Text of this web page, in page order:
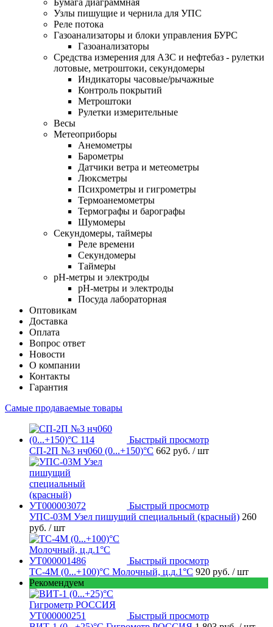
Узлы пишущие и чернила для УПС
Реле потока
Газоанализаторы и блоки управления БУРС
Газоанализаторы
Средства измерения для АЗС и нефтебаз - рулетки
лотовые, метроштоки, секундомеры
Индикаторы часовые/рычажные
Контроль покрытий
Метроштоки
Рулетки измерительные
Весы
Метеоприборы
Анемометры
Барометры
Датчики ветра и метеометры
Люксметры
Психрометры и гигрометры
Термоанемометры
Термографы и барографы
Шумомеры
Секундомеры, таймеры
Реле времени
Секундомеры
Таймеры
pH-метры и электроды
pH-метры и электроды
Посуда лабораторная
Оптовикам
Доставка
Оплата
Вопрос ответ
Новости
О компании
Контакты
Гарантия
Самые продаваемые товары
Быстрый просмотр
СП-2П №3 нч060 (0...+150)°С 662 руб. / шт
Быстрый просмотр
УПС-03М Узел пишущий специальный (красный) 260
руб. / шт
Быстрый просмотр
ТС-4М (0...+100)°С Молочный, ц.д.1°С 920 руб. / шт
Рекомендуем
Быстрый просмотр